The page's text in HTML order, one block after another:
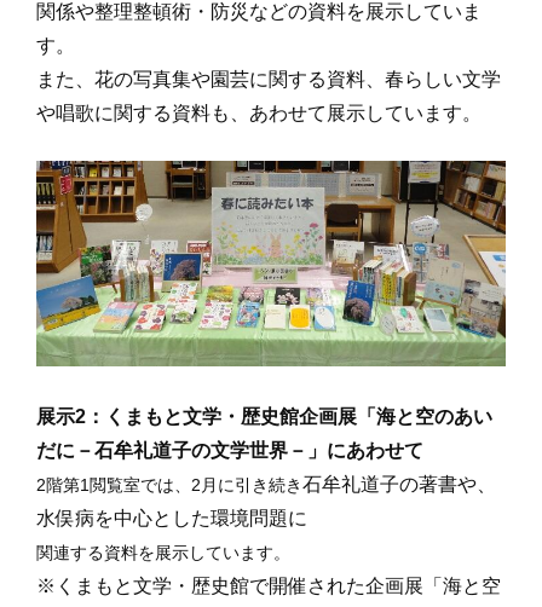
関係や整理整頓術・防災などの資料を展示していま
す。
また、花の写真集や園芸に関する資料、春らしい文学
や唱歌に関する資料も、あわせて展示しています。
展示2：くまもと文学・歴史館企画展「海と空のあい
だに－石牟礼道子の文学世界－ 」にあわせて
2階第1閲覧室では、 2月に引き続き石牟礼道子の著書や、
水俣病を中心とした環境問題に
関連する資料を展示しています。
※くまもと文学・歴史館で開催された企画展「海と空